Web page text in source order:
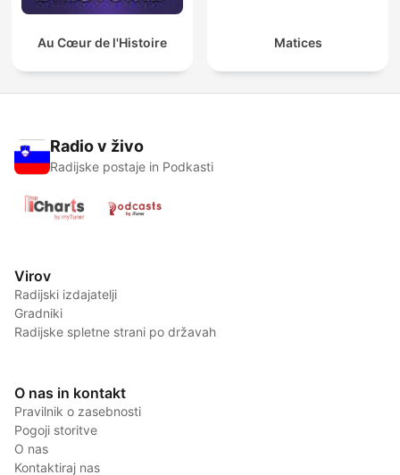
Au Cœur de l'Histoire Matices
Radio v živo
Radijske postaje in Podkasti
Virov
Radijski izdajatelji
Gradniki
Radijske spletne strani po državah
O nas in kontakt
Pravilnik o zasebnosti
Pogoji storitve
O nas
Kontaktiraj nas